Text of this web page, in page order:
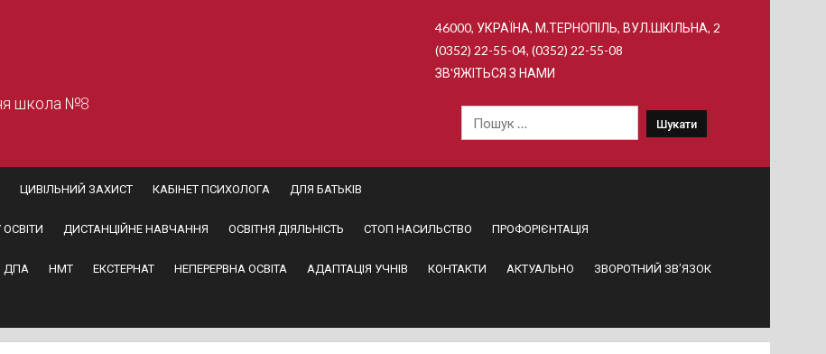
школа №8
46000, УКРАЇНА, М.ТЕРНОПІЛЬ, ВУЛ.ШКІЛЬНА, 2
(0352) 22-55-04, (0352) 22-55-08
ЗВ'ЯЖІТЬСЯ З НАМИ
ЦИВІЛЬНИЙ ЗАХИСТ КАБІНЕТ ПСИХОЛОГА ДЛЯ БАТЬКІВ
ДИСТАНЦІЙНЕ НАВЧАННЯ ОСВІТНЯ ДІЯЛЬНІСТЬ СТОП НАСИЛЬСТВО ПРОФОРІЄНТАЦІЯ
ДПА НМТ ЕКСТЕРНАТ НЕПЕРЕРВНА ОСВІТА АДАПТАЦІЯ УЧНІВ КОНТАКТИ АКТУАЛЬНО ЗВОРОТНИЙ ЗВ’ЯЗОК